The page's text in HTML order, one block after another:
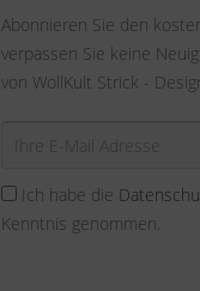
Abonnieren Sie den
verpassen Sie keine
von WollKult Strick -
Ich habe die
Kenntnis genommen.